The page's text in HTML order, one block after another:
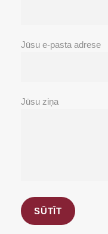
Jūsu e-pasta adrese
Jūsu ziņa